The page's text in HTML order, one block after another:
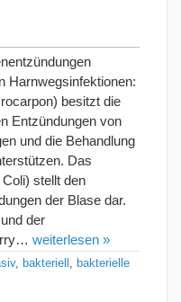
Harnwegsinfektionen:
besitzt die
Entzündungen von
und die Behandlung
Das
stellt den
der Blase dar.
der
weiterlesen »
, bakteriell
bakterielle